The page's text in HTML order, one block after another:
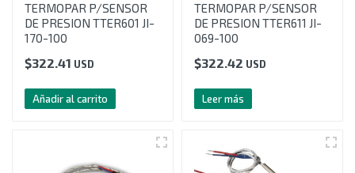
TERMOPAR P/SENSOR
DE PRESION TTER601 JI-
170-100
$322.41 USD
Añadir al carrito
TERMOPAR P/SENSOR
DE PRESION TTER611 JI-
069-100
$322.42 USD
Leer más